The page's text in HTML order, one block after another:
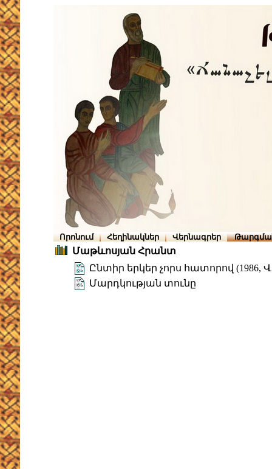
Որոնում Հեղինակներ Վերնագրեր
Մաթևոսյան Հրանտ
Ընտիր երկեր չորս հատորով (1986,
Մարդկության տունը